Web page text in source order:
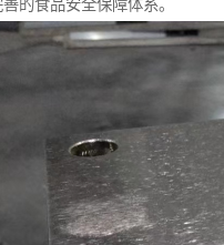
的食品安全保障体系。